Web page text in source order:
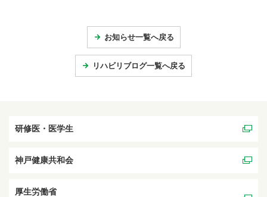
お知らせ一覧へ戻る
リハビリブログ一覧へ戻る
研修医・医学生
神戸健康共和会
厚生労働省